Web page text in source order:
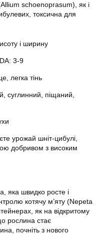
schoenoprasum), як і
токсична для
і ширину
3-9
легка тінь
суглинний, піщаний,
урожай шніт-цибулі,
добривом з високим
яка швидко росте і
котячу м’яту (Nepeta
як на відкритому
рослина стає
почніть з нового